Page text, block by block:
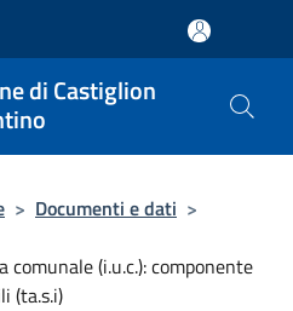
di Castiglion
> Documenti e dati >
(i.u.c.): componente
(ta.s.i)